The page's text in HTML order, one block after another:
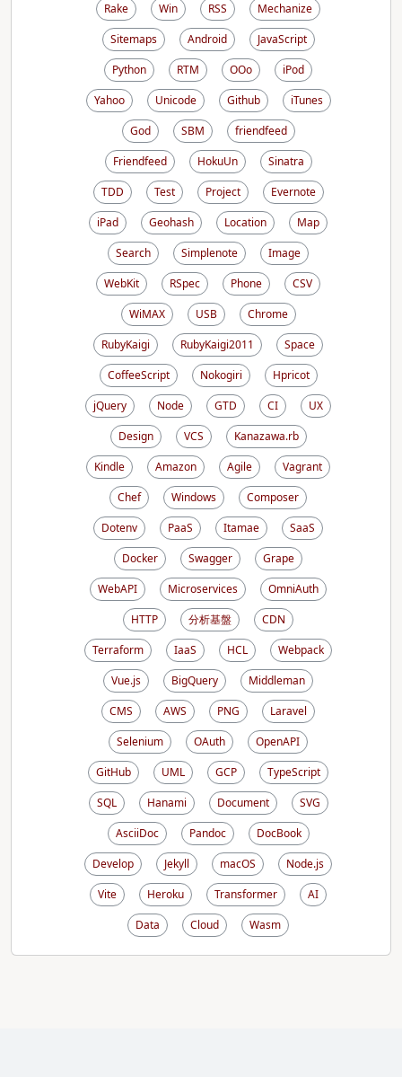
Rake
Win RSS
Mechanize
Sitemaps
Android
JavaScript
Python
RTM OOo
iPod
Yahoo
Unicode Github
iTunes
God
SBM
friendfeed
Friendfeed
HokuUn
Sinatra
TDD
Test Project
Evernote
iPad
Geohash Location
Map
Search
Simplenote
Image
WebKit
RSpec Phone
CSV
WiMAX
USB
Chrome
RubyKaigi
RubyKaigi2011
Space
CoffeeScript
Nokogiri
Hpricot
jQuery
Node GTD CI
UX
Design
VCS
Kanazawa.rb
Kindle
Amazon Agile
Vagrant
Chef
Windows
Composer
Dotenv
PaaS Itamae
SaaS
Docker
Swagger
Grape
WebAPI
Microservices
OmniAuth
HTTP
分析基盤
CDN
Terraform
IaaS HCL
Webpack
Vue.js
BigQuery
Middleman
CMS
AWS PNG
Laravel
Selenium
OAuth
OpenAPI
GitHub
UML GCP
TypeScript
SQL
Hanami Document
SVG
AsciiDoc
Pandoc
DocBook
Develop
Jekyll macOS
Node.js
Vite
Heroku Transformer
AI
Data
Cloud Wasm